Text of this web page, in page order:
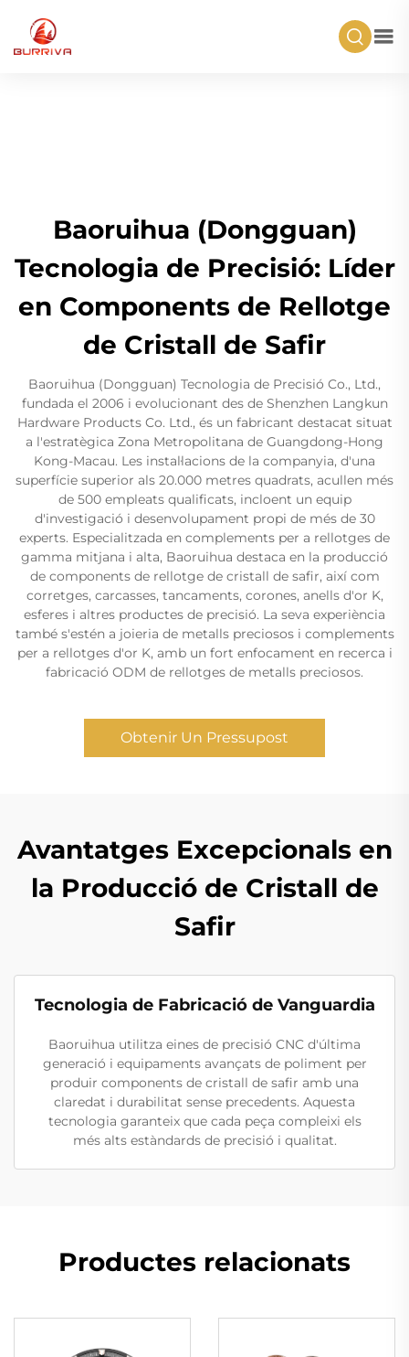
Baoruihua (Dongguan)
Tecnologia de Precisió: Líder
en Components de Rellotge
de Cristall de Safir
Baoruihua (Dongguan) Tecnologia de Precisió Co., Ltd.,
fundada el 2006 i evolucionant des de Shenzhen Langkun
Hardware Products Co. Ltd., és un fabricant destacat situat
a l'estratègica Zona Metropolitana de Guangdong-Hong
Kong-Macau. Les instal·lacions de la companyia, d'una
superfície superior als 20.000 metres quadrats, acullen més
de 500 empleats qualificats, incloent un equip
d'investigació i desenvolupament propi de més de 30
experts. Especialitzada en complements per a rellotges de
gamma mitjana i alta, Baoruihua destaca en la producció
de components de rellotge de cristall de safir, així com
corretges, carcasses, tancaments, corones, anells d'or K,
esferes i altres productes de precisió. La seva experiència
també s'estén a joieria de metalls preciosos i complements
per a rellotges d'or K, amb un fort enfocament en recerca i
fabricació ODM de rellotges de metalls preciosos.
Obtenir Un Pressupost
Avantatges Excepcionals en
la Producció de Cristall de
Safir
Tecnologia de Fabricació de Vanguardia
Baoruihua utilitza eines de precisió CNC d'última
generació i equipaments avançats de poliment per
produir components de cristall de safir amb una
claredat i durabilitat sense precedents. Aquesta
tecnologia garanteix que cada peça compleixi els
més alts estàndards de precisió i qualitat.
Productes relacionats